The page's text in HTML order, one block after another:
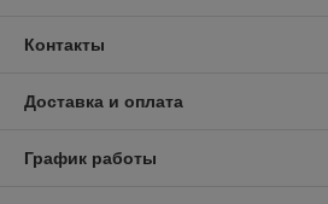
Контакты
Доставка и оплата
График работы